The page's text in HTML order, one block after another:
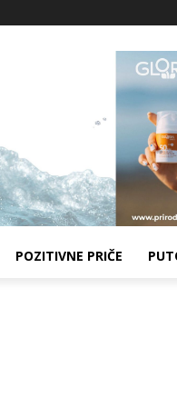
POZITIVNE PRIČE